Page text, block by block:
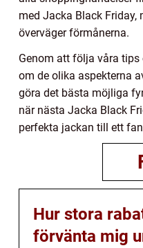
med Jacka Black Friday,
överväger förmånerna.
Genom att följa våra
om de olika aspekterna
göra det bästa möjliga
när nästa Jacka Black
perfekta jackan till ett
Hur stora
förvänta mig